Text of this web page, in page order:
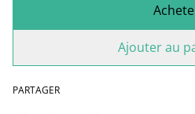
Ajouter au
PARTAGER